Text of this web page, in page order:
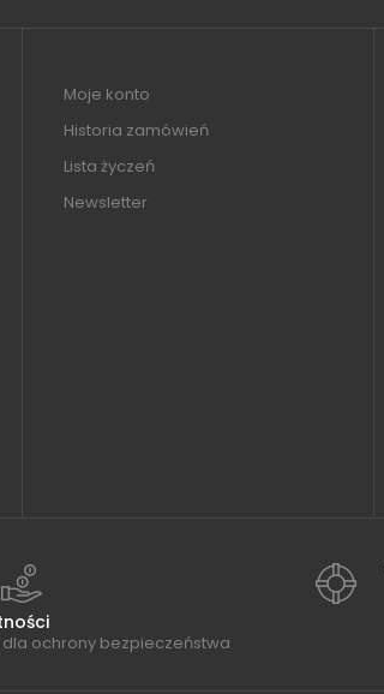
Moje konto
Historia zamówień
Lista życzeń
Newsletter
ochrony bezpieczeństwa